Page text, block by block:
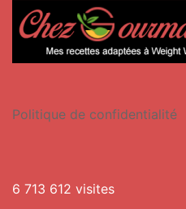
Politique de confidentialité
6 713 612 visites